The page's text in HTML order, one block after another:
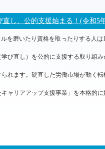
し、公的支援始まる！(令和5年
を磨いたり資格を取ったりする人は
び直し）を公的に支援する取り組み
れます。硬直した労働市場が動く転
ャリアアップ支援事業」を本格的に